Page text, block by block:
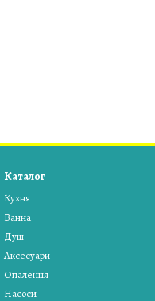
Каталог
Кухня
Ванна
Душ
Аксесуари
Опалення
Насоси